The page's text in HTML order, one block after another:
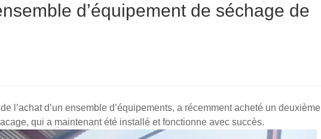
d’équipement de séchage de
l’achat d’un ensemble d’équipements, a récemment acheté un deuxième
qui a maintenant été installé et fonctionne avec succès.